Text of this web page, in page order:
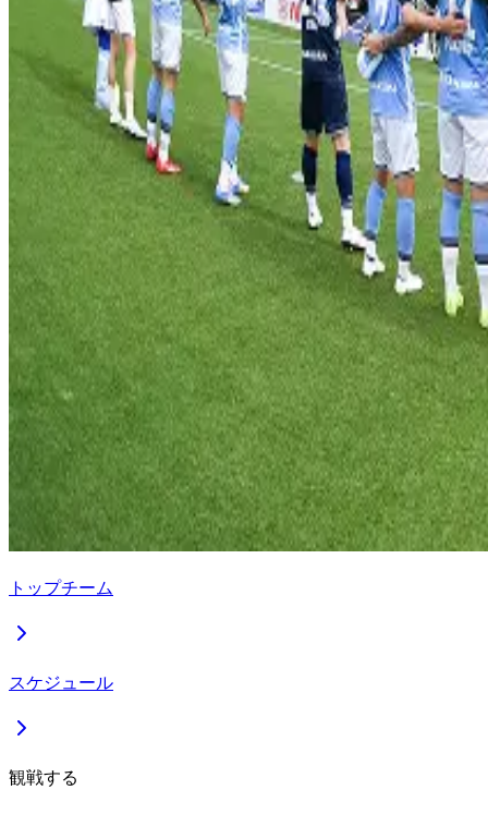
トップチーム
スケジュール
観戦する